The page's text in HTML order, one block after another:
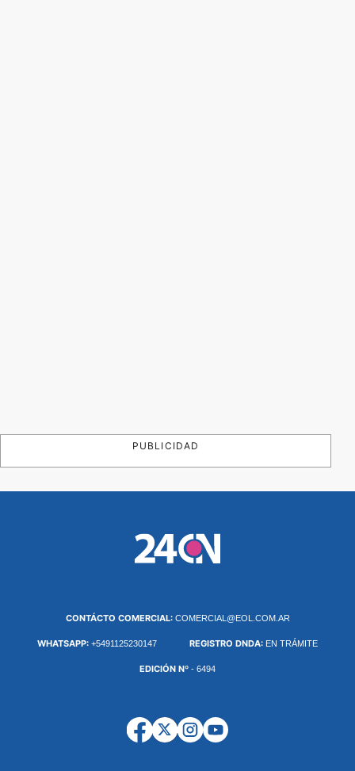
PUBLICIDAD
CONTÁCTO COMERCIAL: COMERCIAL@EOL.COM.AR
WHATSAPP: +5491125230147 REGISTRO DNDA: EN TRÁMITE
EDICIÓN Nº - 6494